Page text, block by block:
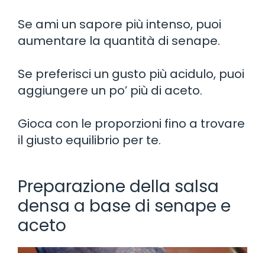
Se ami un sapore più intenso, puoi
aumentare la quantità di senape.
Se preferisci un gusto più acidulo, puoi
aggiungere un po’ più di aceto.
Gioca con le proporzioni fino a trovare
il giusto equilibrio per te.
Preparazione della salsa
densa a base di senape e
aceto